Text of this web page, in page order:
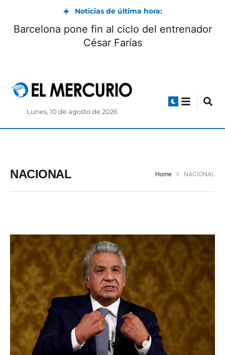
Noticias de última hora:
Salesiana despide al padre Ángel
quien sirvió en Cuenca
Lunes, 10 de agosto de 2026
NACIONAL Home NACIONAL